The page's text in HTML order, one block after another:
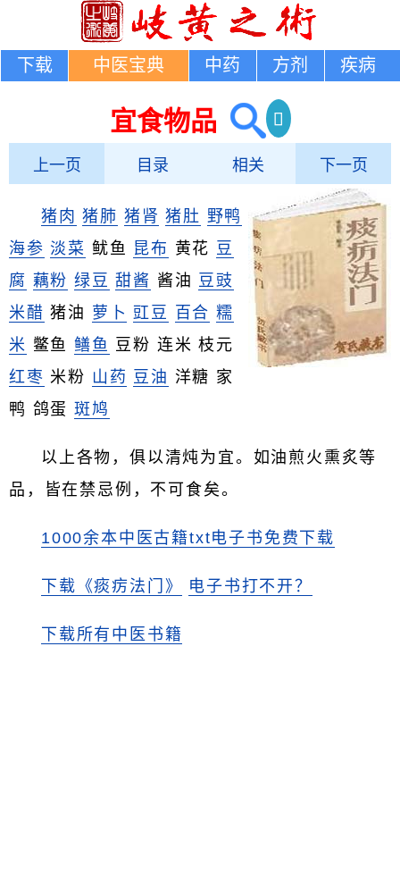
下载 中医宝典 中药 方剂 疾病
宜食物品
上一页 目录 相关 下一页
猪肉 猪肺 猪肾 猪肚 野鸭
海参 淡菜 鱿鱼 昆布 黄花 豆
腐 藕粉 绿豆 甜酱 酱油 豆豉
米醋 猪油 萝卜 豇豆 百合 糯
米 鳖鱼鳝鱼 豆粉 连米 枝元
红枣 米粉 山药 豆油 洋糖 家
鸭 鸽蛋 斑鸠
以上各物，俱以清炖为宜。如油煎火熏炙等
品，皆在禁忌例，不可食矣。
1000余本中医古籍txt电子书免费下载
下载《痰疠法门》 电子书打不开？
下载所有中医书籍